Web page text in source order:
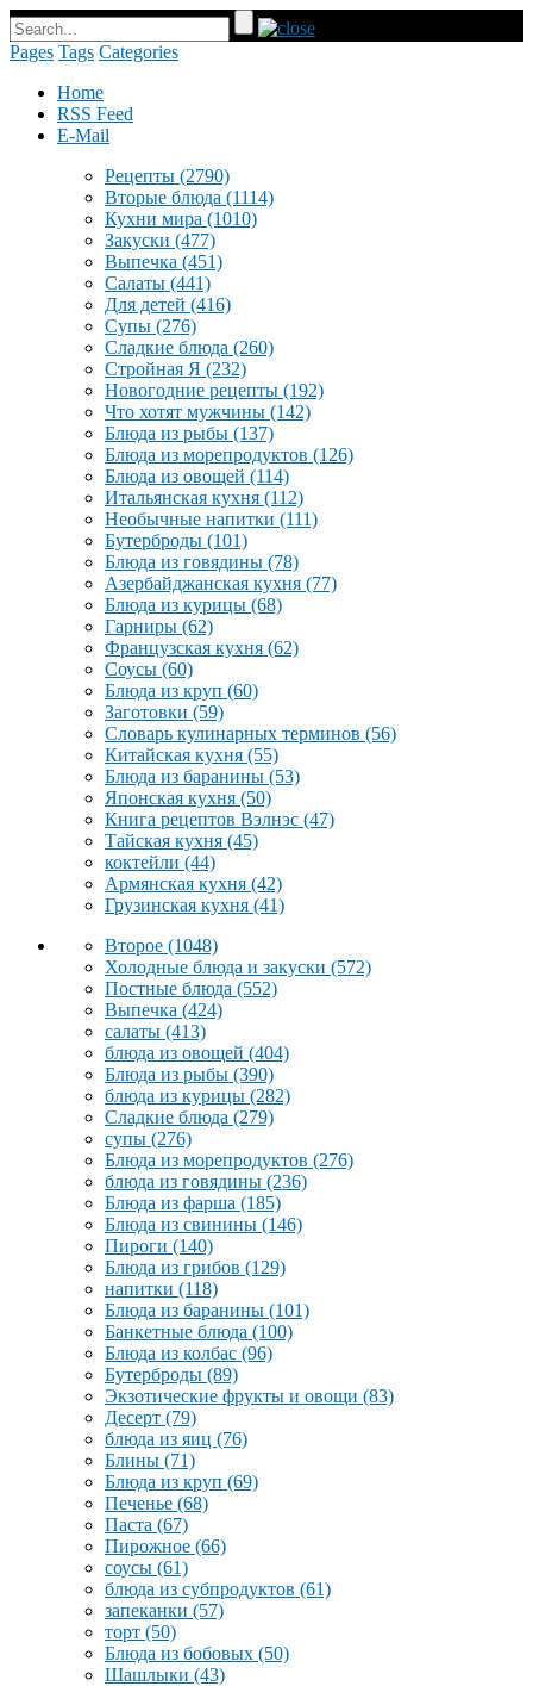
Pages Tags Categories
Home
RSS Feed
E-Mail
Рецепты (2790)
Вторые блюда (1114)
Кухни мира (1010)
Закуски (477)
Выпечка (451)
Салаты (441)
Для детей (416)
Супы (276)
Сладкие блюда (260)
Стройная Я (232)
Новогодние рецепты (192)
Что хотят мужчины (142)
Блюда из рыбы (137)
Блюда из морепродуктов (126)
Блюда из овощей (114)
Итальянская кухня (112)
Необычные напитки (111)
Бутерброды (101)
Блюда из говядины (78)
Азербайджанская кухня (77)
Блюда из курицы (68)
Гарниры (62)
Французская кухня (62)
Соусы (60)
Блюда из круп (60)
Заготовки (59)
Словарь кулинарных терминов (56)
Китайская кухня (55)
Блюда из баранины (53)
Японская кухня (50)
Книга рецептов Вэлнэс (47)
Тайская кухня (45)
коктейли (44)
Армянская кухня (42)
Грузинская кухня (41)
Второе (1048)
Холодные блюда и закуски (572)
Постные блюда (552)
Выпечка (424)
салаты (413)
блюда из овощей (404)
Блюда из рыбы (390)
блюда из курицы (282)
Сладкие блюда (279)
супы (276)
Блюда из морепродуктов (276)
блюда из говядины (236)
Блюда из фарша (185)
Блюда из свинины (146)
Пироги (140)
Блюда из грибов (129)
напитки (118)
Блюда из баранины (101)
Банкетные блюда (100)
Блюда из колбас (96)
Бутерброды (89)
Экзотические фрукты и овощи (83)
Десерт (79)
блюда из яиц (76)
Блины (71)
Блюда из круп (69)
Печенье (68)
Паста (67)
Пирожное (66)
соусы (61)
блюда из субпродуктов (61)
запеканки (57)
торт (50)
Блюда из бобовых (50)
Шашлыки (43)